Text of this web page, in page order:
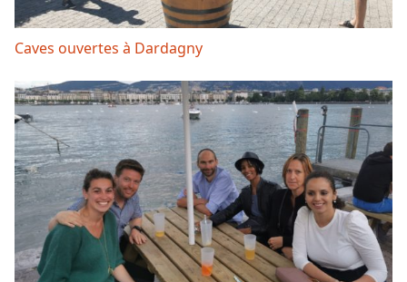
Caves ouvertes à Dardagny